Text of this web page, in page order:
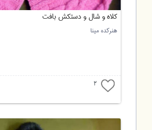
کلاه و شال و دستکش بافت
هنرکده مینا
2